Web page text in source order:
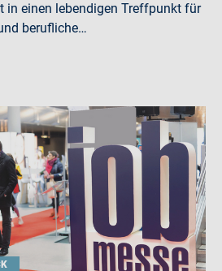
in einen lebendigen Treffpunkt für
berufliche…